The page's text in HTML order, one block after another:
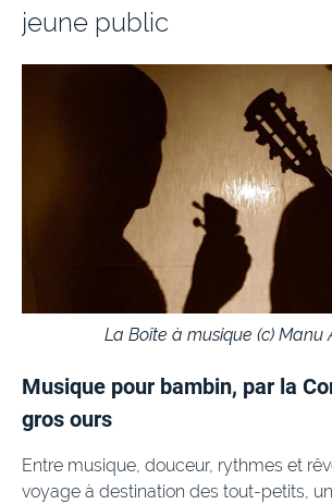
jeune public
La Boîte à musique (c) Manu
Musique pour bambin, par la
gros ours
Entre musique, douceur, rythmes et
voyage à destination des tout-petits,